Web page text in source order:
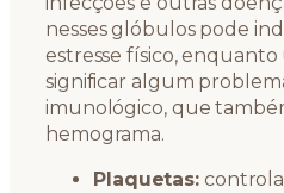
nesses glóbulos pode
estresse físico,
significar algum
imunológico, que
hemograma.
Plaquetas: